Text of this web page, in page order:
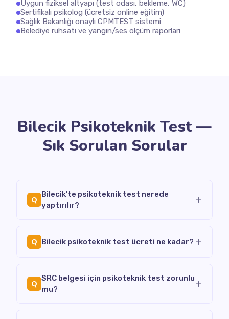
Uygun fiziksel altyapı (test odası, bekleme, WC)
Sertifikalı psikolog (ücretsiz online eğitim)
Sağlık Bakanlığı onaylı CPMTEST sistemi
Belediye ruhsatı ve yangın/ses ölçüm raporları
Bilecik Psikoteknik Test —
Sık Sorulan Sorular
Q
Bilecik'te psikoteknik test nerede
yaptırılır?
+
Q Bilecik psikoteknik test ücreti ne kadar? +
Q
SRC belgesi için psikoteknik test zorunlu
mu?
+